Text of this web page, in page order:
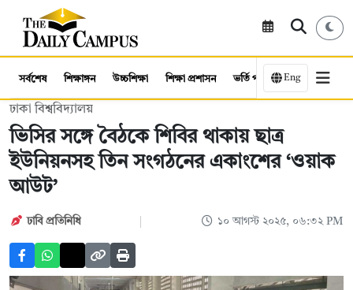
সর্বশেষ শিক্ষাঙ্গন উচ্চশিক্ষা শিক্ষা প্রশাসন ভর্তি পরীক্ষা কর্মসংস্থান
Eng
ঢাকা বিশ্ববিদ্যালয়
ভিসির সঙ্গে বৈঠকে শিবির থাকায় ছাত্র
ইউনিয়নসহ তিন সংগঠনের একাংশের ‘ওয়াক
আউট’
ঢাবি প্রতিনিধি ১০ আগস্ট ২০২৫, ০৬:৩২ PM